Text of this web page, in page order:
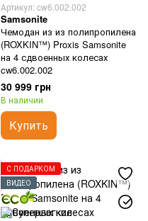
Артикул: cw6.002.002
Samsonite
Чемодан из из полипропилена
(ROXKIN™) Proxis Samsonite
на 4 сдвоенных колесах
cw6.002.002
30 999 грн
В наличии
Купить
С ПОДАРКОМ
ВИДЕО